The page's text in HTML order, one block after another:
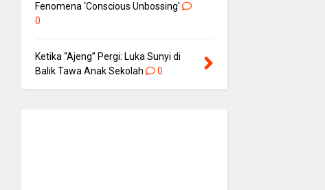
Fenomena ‘Conscious Unbossing'
0
Ketika “Ajeng” Pergi: Luka Sunyi di
Balik Tawa Anak Sekolah
0